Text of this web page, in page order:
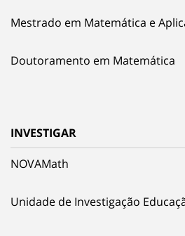
Mestrado em Matemática e
Doutoramento em Matemática
INVESTIGAR
NOVAMath
Unidade de Investigação